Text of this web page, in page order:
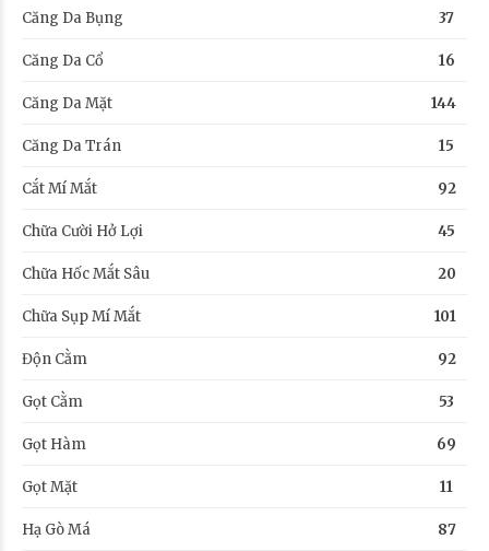
Căng Da Bụng 37
Căng Da Cổ 16
Căng Da Mặt 144
Căng Da Trán 15
Cắt Mí Mắt 92
Chữa Cười Hở Lợi 45
Chữa Hốc Mắt Sâu 20
Chữa Sụp Mí Mắt 101
Độn Cằm 92
Gọt Cằm 53
Gọt Hàm 69
Gọt Mặt 11
Hạ Gò Má 87